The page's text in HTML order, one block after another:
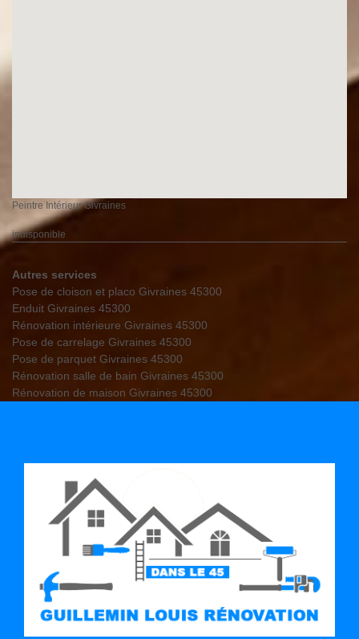
Peintre Intérieur Givraines
indisponible
Autres services
Pose de cloison et placo Givraines 45300
Enduit Givraines 45300
Rénovation intérieure Givraines 45300
Pose de carrelage Givraines 45300
Pose de parquet Givraines 45300
Rénovation salle de bain Givraines 45300
Rénovation de maison Givraines 45300